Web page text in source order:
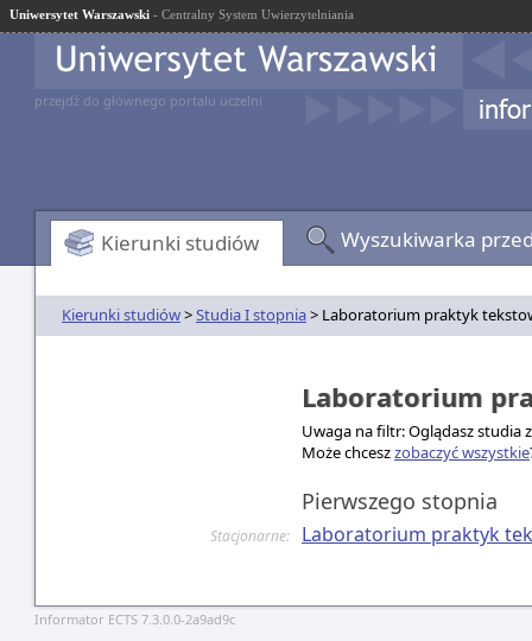
Uniwersytet Warszawski - Centralny System Uwierzytelniania
przejdź do głównego portalu uczelni
Kierunki studiów Wyszukiwarka
Kierunki studiów>Studia I stopnia> Laboratorium praktyk
Laboratorium
Uwaga na filtr: Oglądasz studia
Może chceszzobaczyć wszystkie
Pierwszego stopnia
Stacjonarne: Laboratorium praktyk
Informator ECTS 7.3.0.0-2a9ad9c